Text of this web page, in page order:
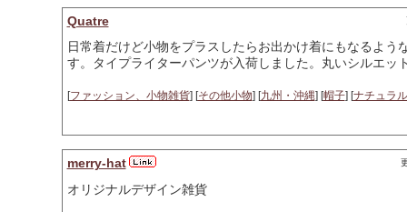
Quatre
日常着だけど小物をプラスしたらお出かけ着にもなるよ
す。タイプライターパンツが入荷しました。丸いシルエッ
[ファッション、小物雑貨] [その他小物] [九州・沖縄] [帽子] [ナチュラル
merry-hat
オリジナルデザイン雑貨